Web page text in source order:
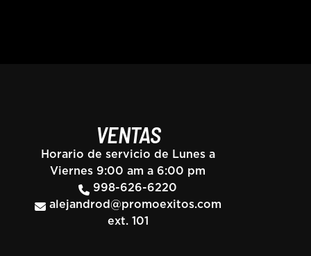
VENTAS
Horario de servicio de Lunes a
Viernes 9:00 am a 6:00 pm
998-626-6220
alejandrod@promoexitos.com
ext. 101